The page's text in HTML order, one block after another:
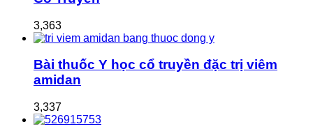
3,363
Bài thuốc Y học cổ truyền đặc trị viêm
amidan
3,337